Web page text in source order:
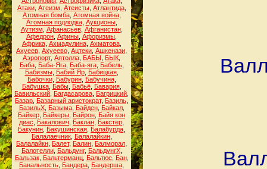
Атаки, Атеизм Атеисты, Атлантида,
Атомная бомба, Атомная война,
Атомная подлодка, Аукционы,
Аутизм Афанасьев, Афганистан,
Афедрон Афины Афоризмы
Африка, Ахмадулина, Ахматова,
Ахуеев Ахуеево Ацтеки Ашкенази
Аэропорт, Аятолла БАБЫ БЫК
Баба, Баба-Яга, Баба-яга, Бабель,
Бабизмы, Бабий Яр, Бабицкая,
Бабочки, Бабурин, Бабучина,
Бабушка, Бабы, Бабьё, Бавария,
Бавильский Багдасарова Багрицкий
Базар Базарный аристократ, Базиль
БазильХ, Базыма, Байден, Байкал,
Байкер Байкеры Байрон Байя кон
диас
Бакалович Баклан Бакстер
Бакунин Бакушинская Балабурда
Балалаечник, Балалайкин,
Балалайкн Балет, Балин Балморал
Балотелли, Бальдунг, БальдунгХ,
Бальзак, Бальтерманц, Бальтюс Бан,
Банальность Бандера Бандерша